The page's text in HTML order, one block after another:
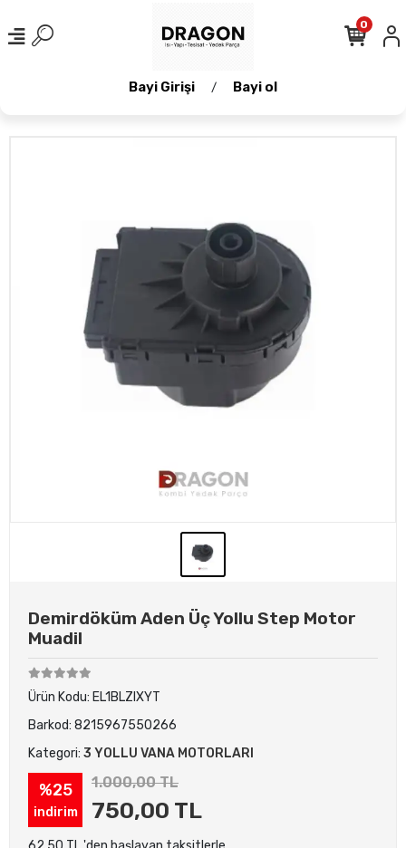
Bayi Girişi / Bayi ol
0
Demirdöküm Aden Üç Yollu Step Motor
Muadil
Ürün Kodu: EL1BLZIXYT
Barkod: 8215967550266
Kategori: 3 YOLLU VANA MOTORLARI
%25
indirim
1.000,00 TL
750,00 TL